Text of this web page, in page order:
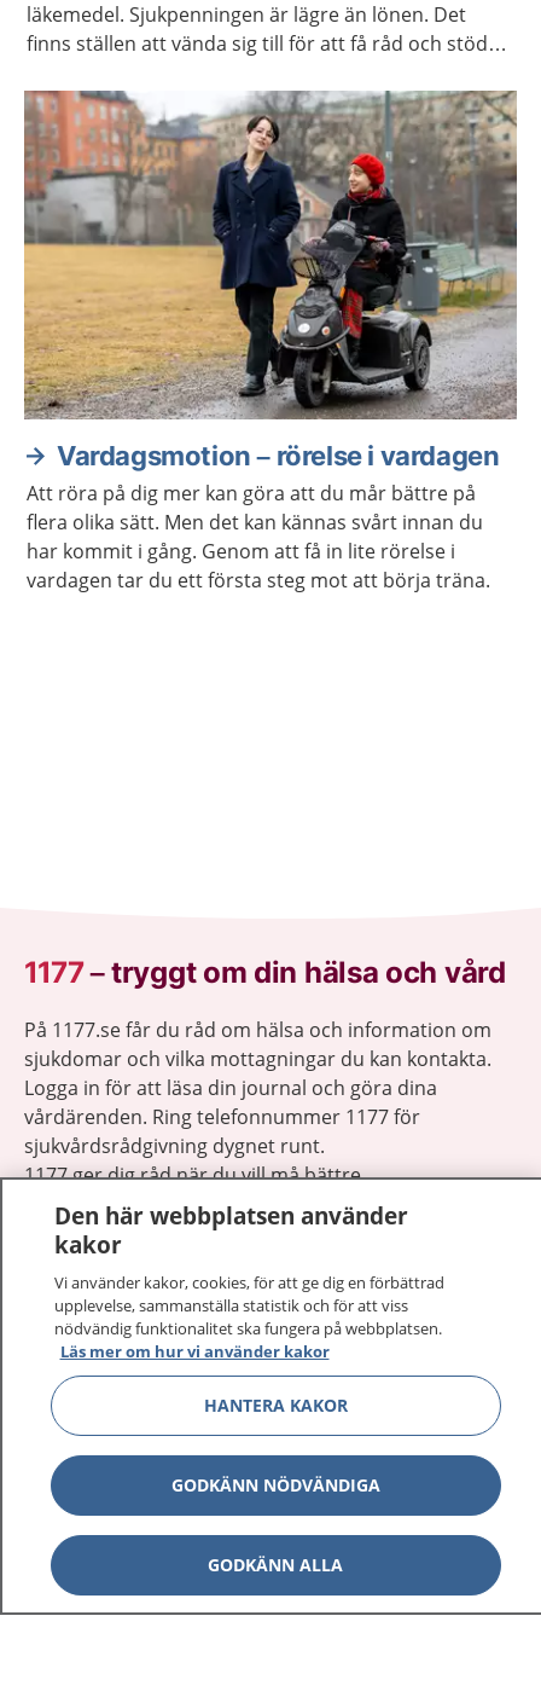
läkemedel. Sjukpenningen är lägre än lönen. Det
finns ställen att vända sig till för att få råd och stöd
Vardagsmotion – rörelse i vardagen
Att röra på dig mer kan göra att du mår bättre på
flera olika sätt. Men det kan kännas svårt innan du
har kommit i gång. Genom att få in lite rörelse i
vardagen tar du ett första steg mot att börja träna.
1177–tryggt om din hälsa och vård
På 1177.se får du råd om hälsa och information om
sjukdomar och vilka mottagningar du kan kontakta.
Logga in för att läsa din journal och göra dina
vårdärenden. Ring telefonnummer 1177 för
sjukvårdsrådgivning dygnet runt.
1177 ger dig råd när du vill må bättre.
1177 på flera språk
Om 1177 Visa
Kontakt Visa
Behandling av personuppgifter
Hantering av kakor
Den här webbplatsen använder
kakor
Vi använder kakor, cookies, för att ge dig en förbättrad
upplevelse, sammanställa statistik och för att viss
nödvändig funktionalitet ska fungera på webbplatsen.
Läs mer om hur vi använder kakor
HANTERA KAKOR
GODKÄNN NÖDVÄNDIGA
GODKÄNN ALLA